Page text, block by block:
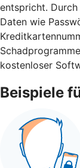
entspricht.
Daten wie
kostenloser
Beispiele